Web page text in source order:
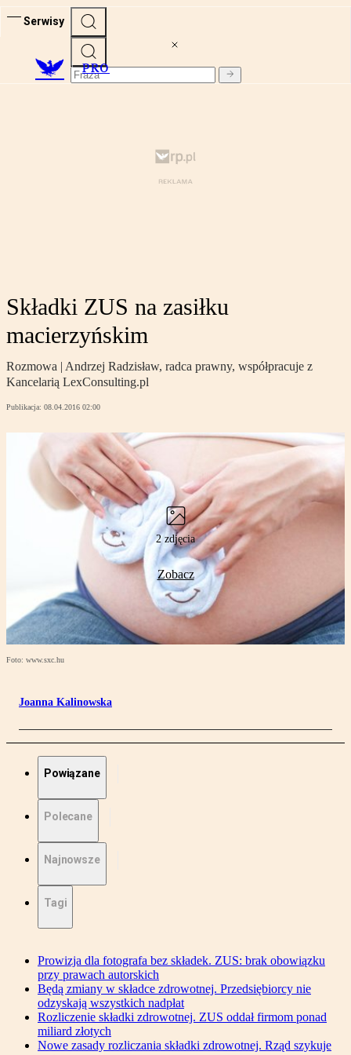
Serwisy
PRO
Składki ZUS na zasiłku
macierzyńskim
Rozmowa | Andrzej Radzisław, radca prawny, współpracuje z
Kancelarią LexConsulting.pl
Publikacja: 08.04.2016 02:00
2 zdjęcia
Zobacz
Foto: www.sxc.hu
Joanna Kalinowska
Powiązane
Polecane
Najnowsze
Tagi
Prowizja dla fotografa bez składek. ZUS: brak obowiązku
przy prawach autorskich
Będą zmiany w składce zdrowotnej. Przedsiębiorcy nie
odzyskają wszystkich nadpłat
Rozliczenie składki zdrowotnej. ZUS oddał firmom ponad
miliard złotych
Nowe zasady rozliczania składki zdrowotnej. Rząd szykuje